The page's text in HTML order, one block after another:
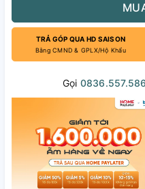
TRẢ GÓP QUA HD SAISON
Bằng CMND & GPLX/Hộ Khẩu
Gọi 0836.557.586